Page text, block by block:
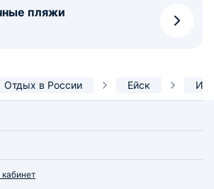
пляжи
Отдых в России Ейск